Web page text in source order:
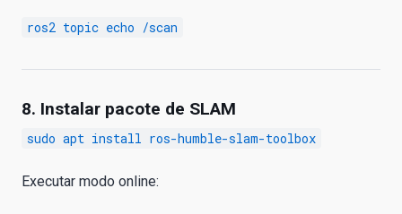
ros2 topic echo /scan
8. Instalar pacote de SLAM
sudo apt install ros-humble-slam-toolbox
Executar modo online: